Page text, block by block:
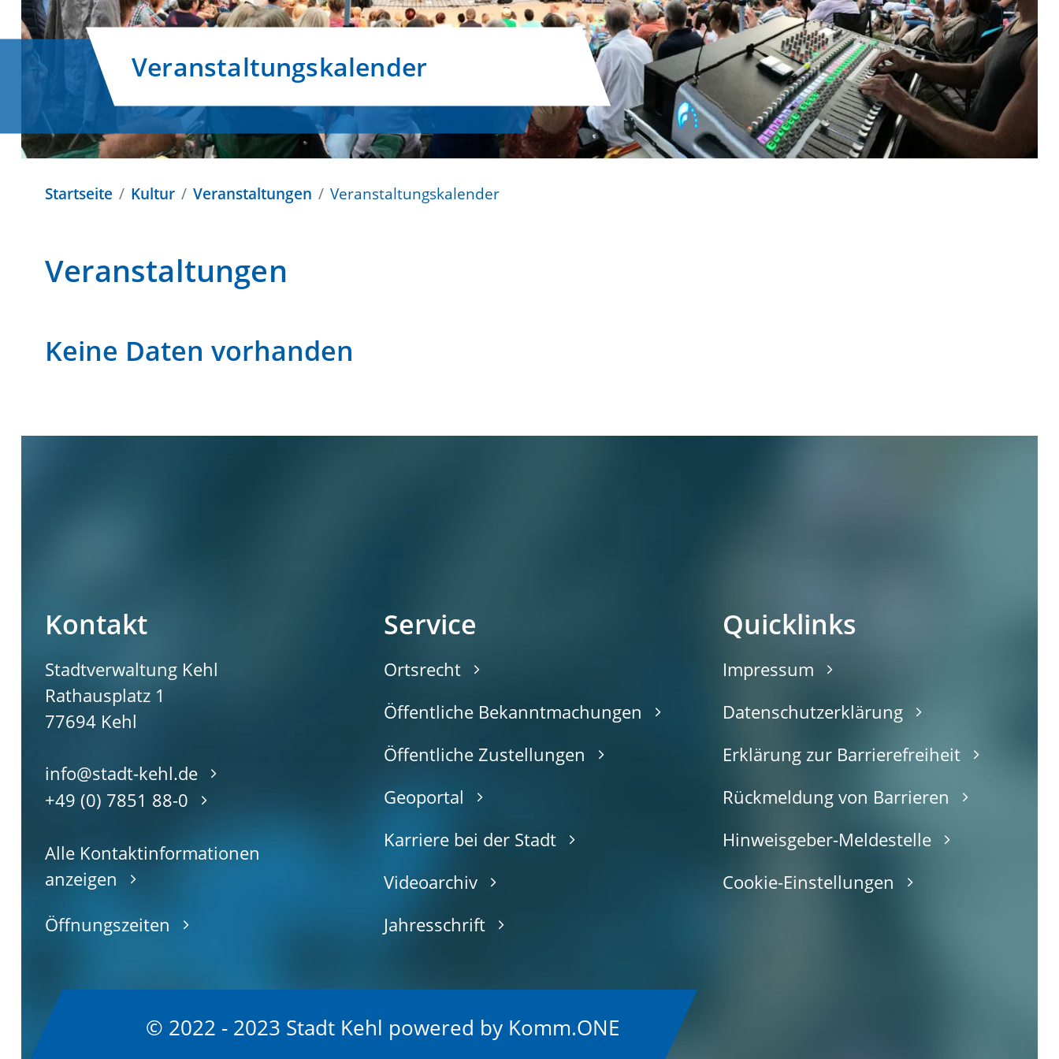
Veranstaltungskalender
Startseite Kultur Veranstaltungen Veranstaltungskalender
Veranstaltungen
Keine Daten vorhanden
Kontakt
Stadtverwaltung Kehl
Rathausplatz 1
77694 Kehl
info@stadt-kehl.de
+49 (0) 7851 88-0
Alle Kontaktinformationen
anzeigen
Öffnungszeiten
Service
Ortsrecht
Öffentliche Bekanntmachungen
Öffentliche Zustellungen
Geoportal
Karriere bei der Stadt
Videoarchiv
Jahresschrift
Quicklinks
Impressum
Datenschutzerklärung
Erklärung zur Barrierefreiheit
Rückmeldung von Barrieren
Hinweisgeber-Meldestelle
Cookie-Einstellungen
© 2022 - 2023 Stadt Kehl powered by Komm.ONE